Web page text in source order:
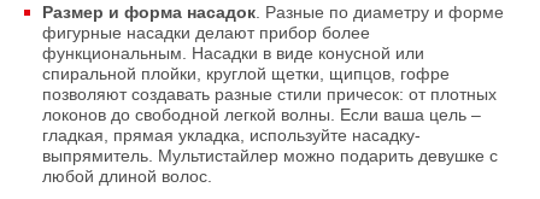
Размер и форма насадок . Разные по диаметру и форме
фигурные насадки делают прибор более
функциональным. Насадки в виде конусной или
спиральной плойки, круглой щетки, щипцов, гофре
позволяют создавать разные стили причесок: от плотных
локонов до свободной легкой волны. Если ваша цель –
гладкая, прямая укладка, используйте насадку-
выпрямитель. Мультистайлер можно подарить девушке с
любой длиной волос.